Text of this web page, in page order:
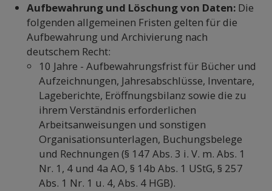
Aufbewahrung und Löschung von Daten: Die
folgenden allgemeinen Fristen gelten für die
Aufbewahrung und Archivierung nach
deutschem Recht:
10 Jahre - Aufbewahrungsfrist für Bücher und
Aufzeichnungen, Jahresabschlüsse, Inventare,
Lageberichte, Eröffnungsbilanz sowie die zu
ihrem Verständnis erforderlichen
Arbeitsanweisungen und sonstigen
Organisationsunterlagen, Buchungsbelege
und Rechnungen (§ 147 Abs. 3 i. V. m. Abs. 1
Nr. 1, 4 und 4a AO, § 14b Abs. 1 UStG, § 257
Abs. 1 Nr. 1 u. 4, Abs. 4 HGB).